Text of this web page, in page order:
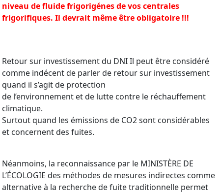
niveau de fluide frigorigénes de vos centrales
frigorifiques. Il devrait même être obligatoire !!!
Retour sur investissement du DNI Il peut être considéré
comme indécent de parler de retour sur investissement
quand il s’agit de protection
de l’environnement et de lutte contre le réchauffement
climatique.
Surtout quand les émissions de CO2 sont considérables
et concernent des fuites.
Néanmoins, la reconnaissance par le MINISTÈRE DE
L’ÉCOLOGIE des méthodes de mesures indirectes comme
alternative à la recherche de fuite traditionnelle permet